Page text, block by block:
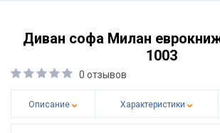
Диван софа Милан
1003
0 отзывов
Описание Характеристики